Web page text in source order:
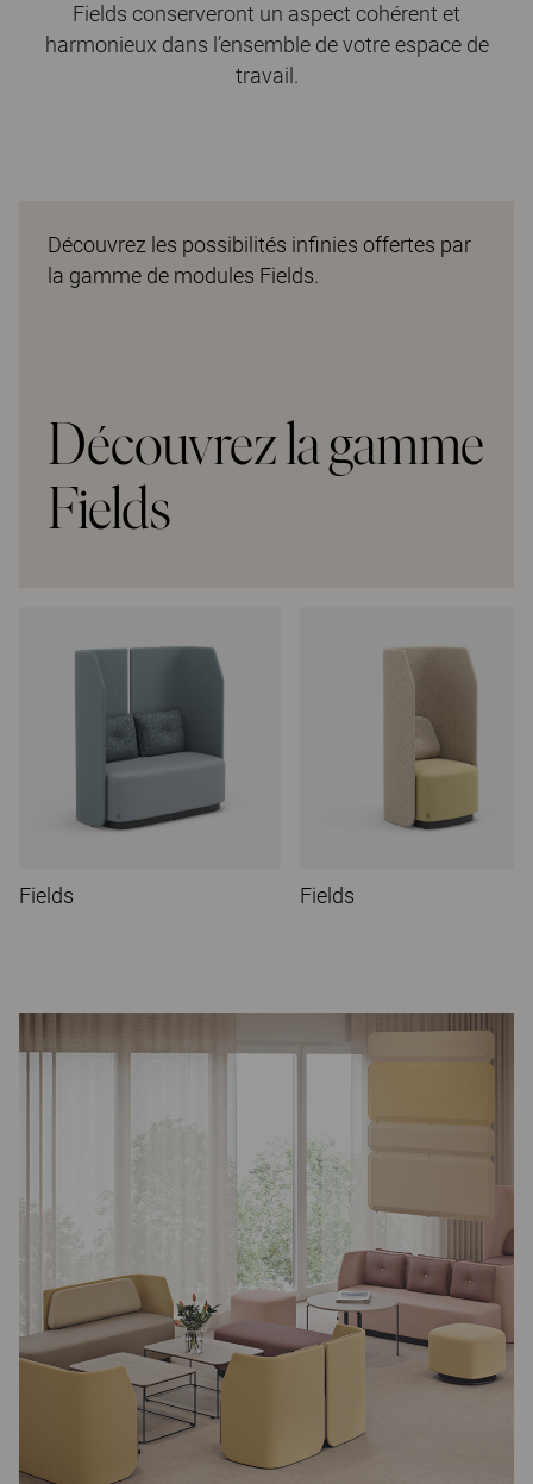
Fields conserveront un aspect cohérent et
harmonieux dans l’ensemble de votre espace de
travail.
Découvrez les possibilités infinies offertes par
la gamme de modules Fields.
Découvrez la gamme
Fields
Fields Fields